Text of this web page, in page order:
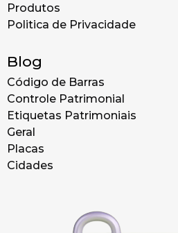
Produtos
Politica de Privacidade
Blog
Código de Barras
Controle Patrimonial
Etiquetas Patrimoniais
Geral
Placas
Cidades